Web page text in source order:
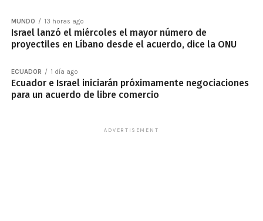
MUNDO 13 horas ago
Israel lanzó el miércoles el mayor número de
proyectiles en Líbano desde el acuerdo, dice la ONU
ECUADOR 1 día ago
Ecuador e Israel iniciarán próximamente negociaciones
para un acuerdo de libre comercio
ADVERTISEMENT